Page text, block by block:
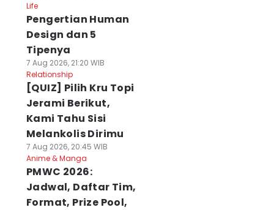
Life
Pengertian Human
Design dan 5
Tipenya
7 Aug 2026, 21:20 WIB
Relationship
[QUIZ] Pilih Kru Topi
Jerami Berikut,
Kami Tahu Sisi
Melankolis Dirimu
7 Aug 2026, 20:45 WIB
Anime & Manga
PMWC 2026:
Jadwal, Daftar Tim,
Format, Prize Pool,